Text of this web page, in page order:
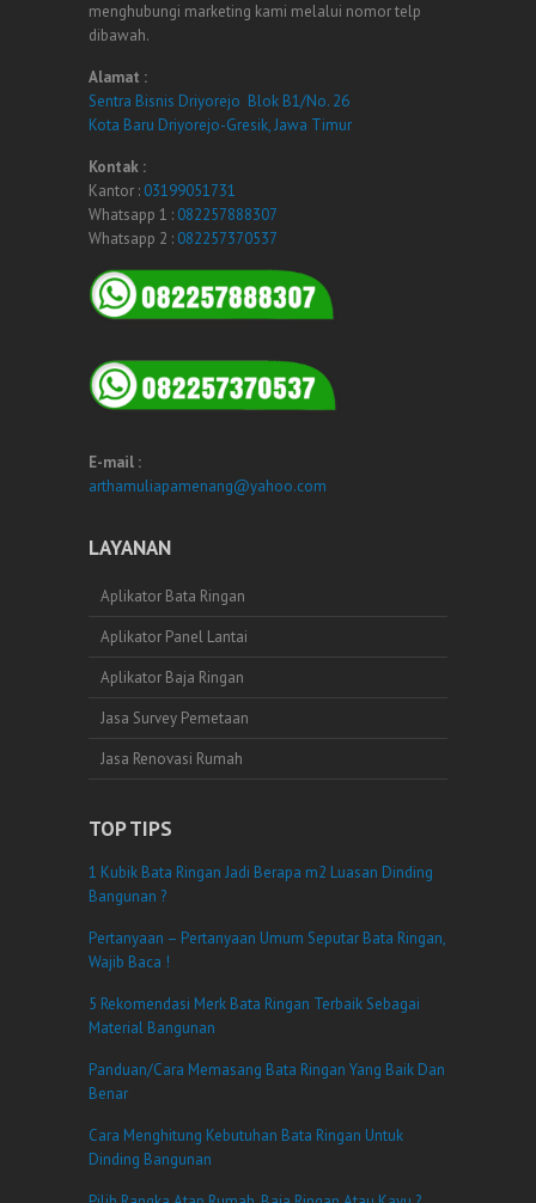
menghubungi marketing kami melalui nomor telp
dibawah.
Alamat :
Sentra Bisnis Driyorejo Blok B1/No. 26
Kota Baru Driyorejo-Gresik, Jawa Timur
Kontak :
Kantor : 03199051731
Whatsapp 1 : 082257888307
Whatsapp 2 : 082257370537
E-mail :
arthamuliapamenang@yahoo.com
LAYANAN
Aplikator Bata Ringan
Aplikator Panel Lantai
Aplikator Baja Ringan
Jasa Survey Pemetaan
Jasa Renovasi Rumah
TOP TIPS
1 Kubik Bata Ringan Jadi Berapa m2 Luasan Dinding
Bangunan ?
Pertanyaan – Pertanyaan Umum Seputar Bata Ringan,
Wajib Baca !
5 Rekomendasi Merk Bata Ringan Terbaik Sebagai
Material Bangunan
Panduan/Cara Memasang Bata Ringan Yang Baik Dan
Benar
Cara Menghitung Kebutuhan Bata Ringan Untuk
Dinding Bangunan